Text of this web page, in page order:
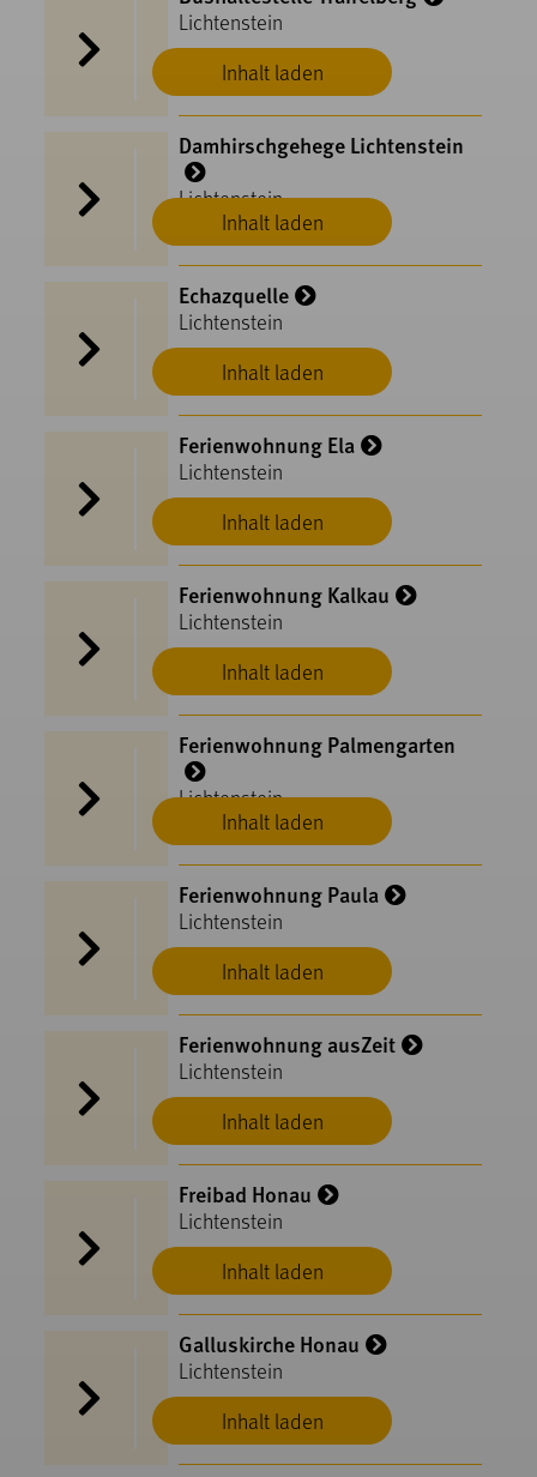
Inhalt laden
Lichtenstein
Inhalt laden
Damhirschgehege Lichtenstein
Lichtenstein
Inhalt laden
Echazquelle
Lichtenstein
Inhalt laden
Ferienwohnung Ela
Lichtenstein
Inhalt laden
Ferienwohnung Kalkau
Lichtenstein
Inhalt laden
Ferienwohnung Palmengarten
Lichtenstein
Inhalt laden
Ferienwohnung Paula
Lichtenstein
Inhalt laden
Ferienwohnung ausZeit
Lichtenstein
Inhalt laden
Freibad Honau
Lichtenstein
Inhalt laden
Galluskirche Honau
Lichtenstein